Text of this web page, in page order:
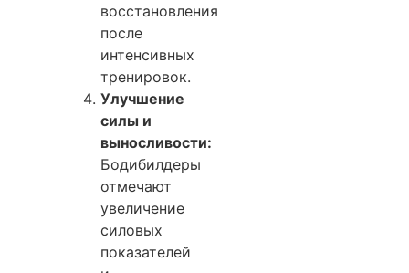
восстановления
после
интенсивных
тренировок.
Улучшение
силы и
выносливости:
Бодибилдеры
отмечают
увеличение
силовых
показателей